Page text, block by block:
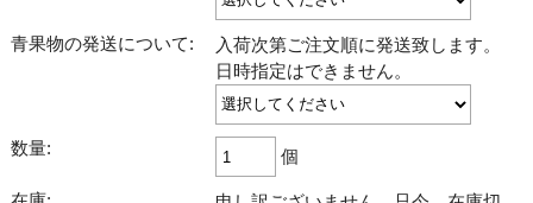
青果物の発送について:
入荷次第ご注文順に発送致します。
日時指定はできません。
数量: 個